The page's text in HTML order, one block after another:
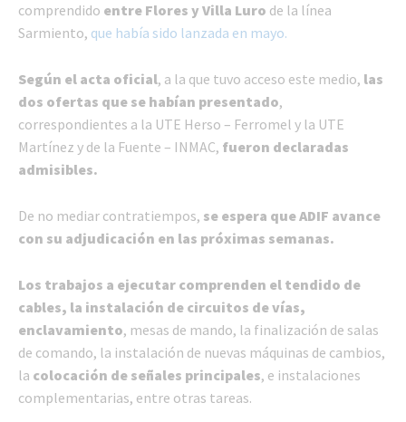
comprendido entre Flores y Villa Luro de la línea
Sarmiento, que había sido lanzada en mayo.
Según el acta oficial, a la que tuvo acceso este medio, las
dos ofertas que se habían presentado,
correspondientes a la UTE Herso – Ferromel y la UTE
Martínez y de la Fuente – INMAC, fueron declaradas
admisibles.
De no mediar contratiempos, se espera que ADIF avance
con su adjudicación en las próximas semanas.
Los trabajos a ejecutar comprenden el tendido de
cables, la instalación de circuitos de vías,
enclavamiento, mesas de mando, la finalización de salas
de comando, la instalación de nuevas máquinas de cambios,
la colocación de señales principales, e instalaciones
complementarias, entre otras tareas.